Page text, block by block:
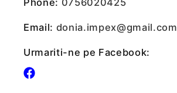
Phone: 0756020425
Email: donia.impex@gmail.com
Urmariti-ne pe Facebook:
Facebook